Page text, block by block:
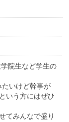
院生など学生の
いけど幹事が
いう方にはぜひ
てみんなで盛り